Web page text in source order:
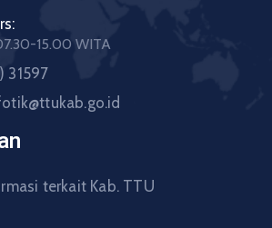
15.00 WITA
31597
terkait Kab. TTU